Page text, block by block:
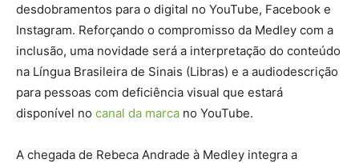
desdobramentos para o digital no YouTube, Facebook e
Instagram. Reforçando o compromisso da Medley com a
inclusão, uma novidade será a interpretação do conteúdo
na Língua Brasileira de Sinais (Libras) e a audiodescrição
para pessoas com deficiência visual que estará
disponível no canal da marca no YouTube.
A chegada de Rebeca Andrade à Medley integra a